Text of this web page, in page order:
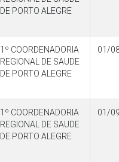
DE PORTO ALEGRE
1º COORDENADORIA
REGIONAL DE SAUDE
DE PORTO ALEGRE
01/
1º COORDENADORIA
REGIONAL DE SAUDE
DE PORTO ALEGRE
01/